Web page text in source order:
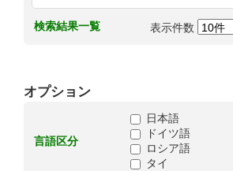
検索結果一覧 表示件数
オプション
言語区分
日本語
ドイツ語
ロシア語
タイ